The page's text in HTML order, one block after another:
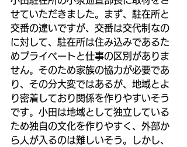
せていただきました。まず、駐在所と
交番の違いですが、交番は交代制なの
に対して、駐在所は住み込みであるた
めプライベートと仕事の区別がありま
せん。そのため家族の協力が必要であ
り、その分大変ではあるが、地域とよ
り密着しており関係を作りやすいそう
です。小田は地域として独立している
ため独自の文化を作りやすく、外部か
ら人が入るのは難しいそう。しかし、